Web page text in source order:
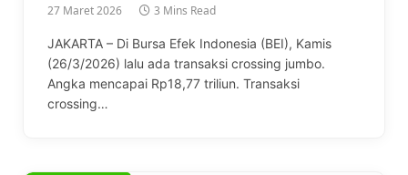
27 Maret 2026 3 Mins Read
JAKARTA – Di Bursa Efek Indonesia (BEI), Kamis
(26/3/2026) lalu ada transaksi crossing jumbo.
Angka mencapai Rp18,77 triliun. Transaksi
crossing…